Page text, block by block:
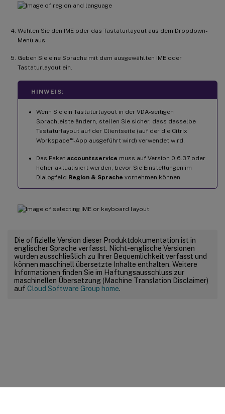
Wählen Sie den IME oder das Tastaturlayout aus dem Dropdown-
Menü aus.
Geben Sie eine Sprache mit dem ausgewählten IME oder
Tastaturlayout ein.
HINWEIS:
Wenn Sie ein Tastaturlayout in der VDA-seitigen
Sprachleiste ändern, stellen Sie sicher, dass dasselbe
Tastaturlayout auf der Clientseite (auf der die Citrix
Workspace™-App ausgeführt wird) verwendet wird.
Das Paket accountsservice muss auf Version 0.6.37 oder
höher aktualisiert werden, bevor Sie Einstellungen im
Dialogfeld Region & Sprache vornehmen können.
Die offizielle Version dieser Produktdokumentation ist in
englischer Sprache verfasst. Nicht-englische Versionen
wurden ausschließlich zu Ihrer Bequemlichkeit verfasst und
können maschinell übersetzte Inhalte enthalten. Weitere
Informationen finden Sie im Haftungsausschluss zur
maschinellen Übersetzung (Machine Translation Disclaimer)
auf Cloud Software Group home.